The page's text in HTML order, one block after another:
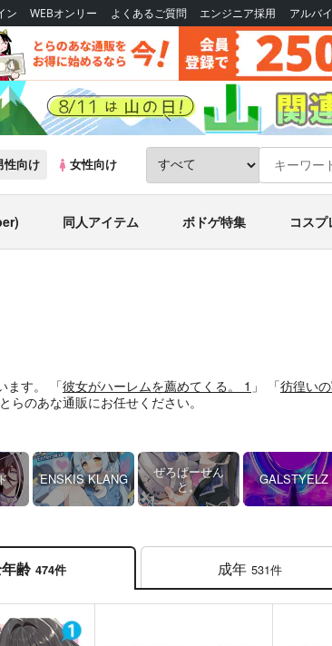
ン WEBオンリー よくあるご質問 エンジニア採用 アルバ
性向け 女性向け
同人アイテム ボドゲ特集 コス
ます。 「彼女がハーレムを薦めてくる。 1 」 「彷徨い
らのあな通販にお任せください。
ENSKIS KLANG
ぜろぱーせん
と。
GALSTYELZ
齢 474件 成年 531件